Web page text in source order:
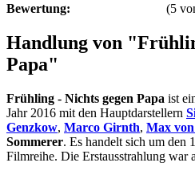
Bewertung: (5
Handlung von
Papa"
Frühling - Nichts gegen Papa ist
Jahr 2016 mit den Hauptdarstellern
Genzkow, Marco Girnth, Max
Sommerer. Es handelt sich um den
Filmreihe. Die Erstausstrahlung war